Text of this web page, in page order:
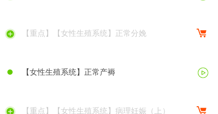
【重点】【女性生殖系统】正常分娩
【女性生殖系统】正常产褥
【重点】【女性生殖系统】病理妊娠（上）